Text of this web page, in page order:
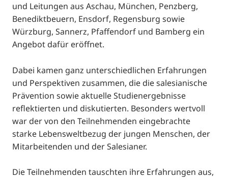
und Leitungen aus Aschau, München, Penzberg,
Benediktbeuern, Ensdorf, Regensburg sowie
Würzburg, Sannerz, Pfaffendorf und Bamberg ein
Angebot dafür eröffnet.
Dabei kamen ganz unterschiedlichen Erfahrungen
und Perspektiven zusammen, die die salesianische
Prävention sowie aktuelle Studienergebnisse
reflektierten und diskutierten. Besonders wertvoll
war der von den Teilnehmenden eingebrachte
starke Lebensweltbezug der jungen Menschen, der
Mitarbeitenden und der Salesianer.
Die Teilnehmenden tauschten ihre Erfahrungen aus,